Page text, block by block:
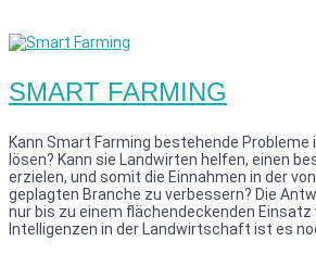
SMART FARMING
Kann Smart Farming bestehende
lösen? Kann sie Landwirten helfen, einen
erzielen, und somit die Einnahmen in der
geplagten Branche zu verbessern? Die
nur bis zu einem flächendeckenden Einsatz
Intelligenzen in der Landwirtschaft ist es